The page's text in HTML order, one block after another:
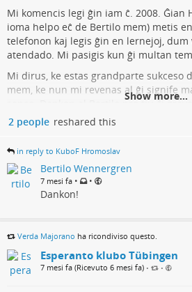
Mi komencis legi ĝin iam ĉ. 2008. Ĝian
ioma helpo eĉ de Bertilo mem) metis
telefonon kaj legis ĝin en lernejoj, dum
atendado. Mi pasigis kun ĝi multan
Mi dirus, ke estas grandparte sukceso
mem, ke nun mi revenas al ĝi signife
senco. Dankon al Bertilo pro tiu ĉi
Esperantujo!
Show more...
2 people reshared this
in reply to KuboF Hromoslav
Bertilo Wennergren
7 mesi fa • •
Dankon!
Verda Majorano ha ricondiviso questo.
Esperanto klubo Tübingen
7 mesi fa (Ricevuto 6 mesi fa) • •